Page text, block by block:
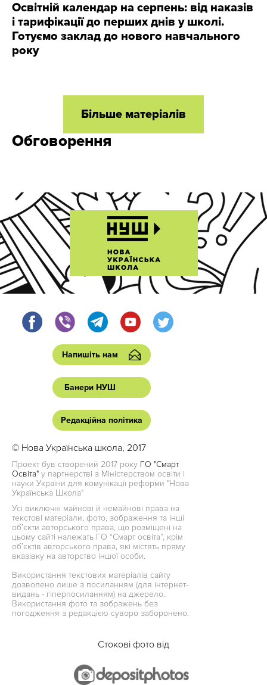
Освітній календар на серпень: від наказів
і тарифікації до перших днів у школі.
Готуємо заклад до нового навчального
року
Більше матеріалів
Обговорення
Напишіть нам
Банери НУШ
Редакційна політика
© Нова Українська школа, 2017
Проект був створений 2017 року ГО "Смарт
Освіта" у партнерстві з Міністерством освіти і
науки України для комунікації реформи "Нова
Українська Школа"
Усі виключні майнові й немайнові права на
текстові матеріали, фото, зображення та інші
об’єкти авторського права, що розміщені на
цьому сайті належать ГО “Смарт освіта”, крім
об’єктів авторського права, які містять пряму
вказівку на авторство іншої особи.
Використання текстових матеріалів сайту
дозволено лише з посиланням (для інтернет-
видань - гіперпосиланням) на джерело.
Використання фото та зображень без
погодження з редакцією суворо заборонено.
Стокові фото від